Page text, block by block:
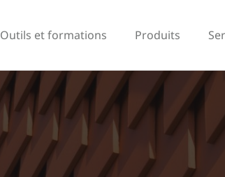
Outils et formations Produits